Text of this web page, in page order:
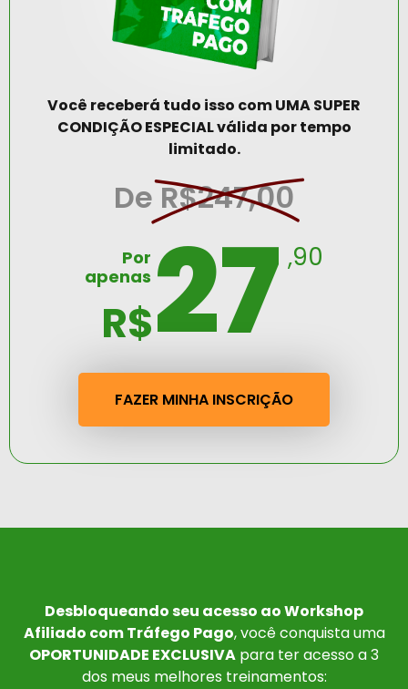
Você receberá tudo isso com UMA SUPER
CONDIÇÃO ESPECIAL válida por tempo
limitado.
De R$247,00
Por
apenas
R$27 ,90
FAZER MINHA INSCRIÇÃO
Desbloqueando seu acesso ao Workshop
Afiliado com Tráfego Pago, você conquista uma
OPORTUNIDADE EXCLUSIVA para ter acesso a 3
dos meus melhores treinamentos: